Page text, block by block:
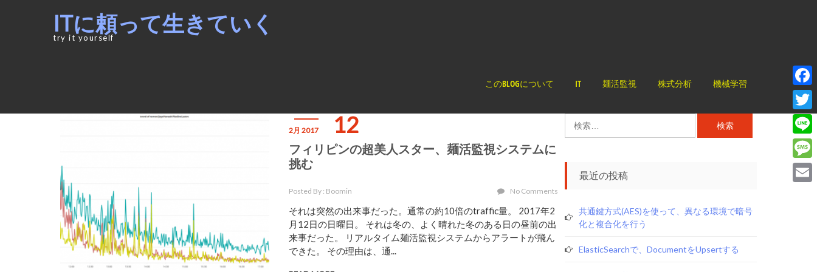
ITに頼って生きていく
try it yourself
このBLOGについて IT 麺活監視 株式分析 機械学習
2月 2017 12
フィリピンの超美人スター、麺活監視システムに
挑む
Posted By : Boomin No Comments
それは突然の出来事だった。通常の約10倍のtraffic量。 2017年2
月12日の日曜日。 それは冬の、よく晴れた冬のある日の昼前の出
来事だった。 リアルタイム麺活監視システムからアラートが飛ん
できた。 その理由は、通...
索:
最近の投稿
共通鍵方式(AES)を使って、異なる環境で暗号
化と複合化を行う
ElasticSearchで、documentをupsertする
Line